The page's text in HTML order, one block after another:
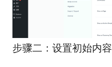
步骤二：设置初始内容